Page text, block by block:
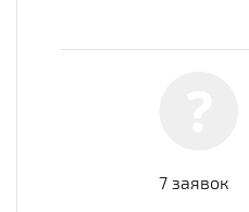
7 заявок